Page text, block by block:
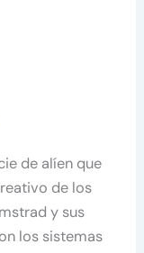
de alíen que
de los
y sus
los sistemas